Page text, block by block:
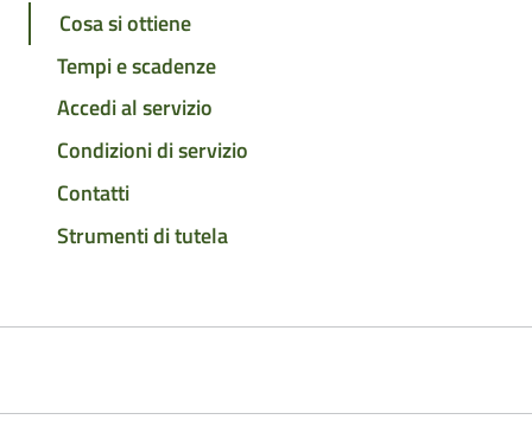
Cosa si ottiene
Tempi e scadenze
Accedi al servizio
Condizioni di servizio
Contatti
Strumenti di tutela